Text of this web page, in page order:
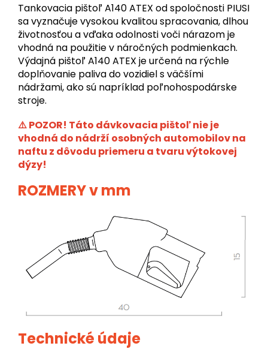
Tankovacia pištoľ A140 ATEX od spoločnosti PIUSI
sa vyznačuje vysokou kvalitou spracovania, dlhou
životnosťou a vďaka odolnosti voči nárazom je
vhodná na použitie v náročných podmienkach.
Výdajná pištoľ A140 ATEX je určená na rýchle
doplňovanie paliva do vozidiel s väčšími
nádržami, ako sú napríklad poľnohospodárske
stroje.
⚠️ POZOR! Táto dávkovacia pištoľ nie je
vhodná do nádrží osobných automobilov na
naftu z dôvodu priemeru a tvaru výtokovej
dýzy!
ROZMERY v mm
Technické údaje